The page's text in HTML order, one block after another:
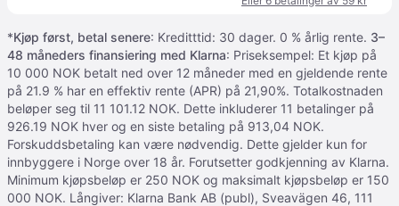
*Kjøp først, betal senere: Kreditttid: 30 dager. 0 % årlig rente. 3–
48 måneders finansiering med Klarna: Priseksempel: Et kjøp på
10 000 NOK betalt ned over 12 måneder med en gjeldende rente
på 21.9 % har en effektiv rente (APR) på 21,90%. Totalkostnaden
beløper seg til 11 101.12 NOK. Dette inkluderer 11 betalinger på
926.19 NOK hver og en siste betaling på 913,04 NOK.
Forskuddsbetaling kan være nødvendig. Dette gjelder kun for
innbyggere i Norge over 18 år. Forutsetter godkjenning av Klarna.
Minimum kjøpsbeløp er 250 NOK og maksimalt kjøpsbeløp er 150
000 NOK. Långiver: Klarna Bank AB (publ), Sveavägen 46, 111